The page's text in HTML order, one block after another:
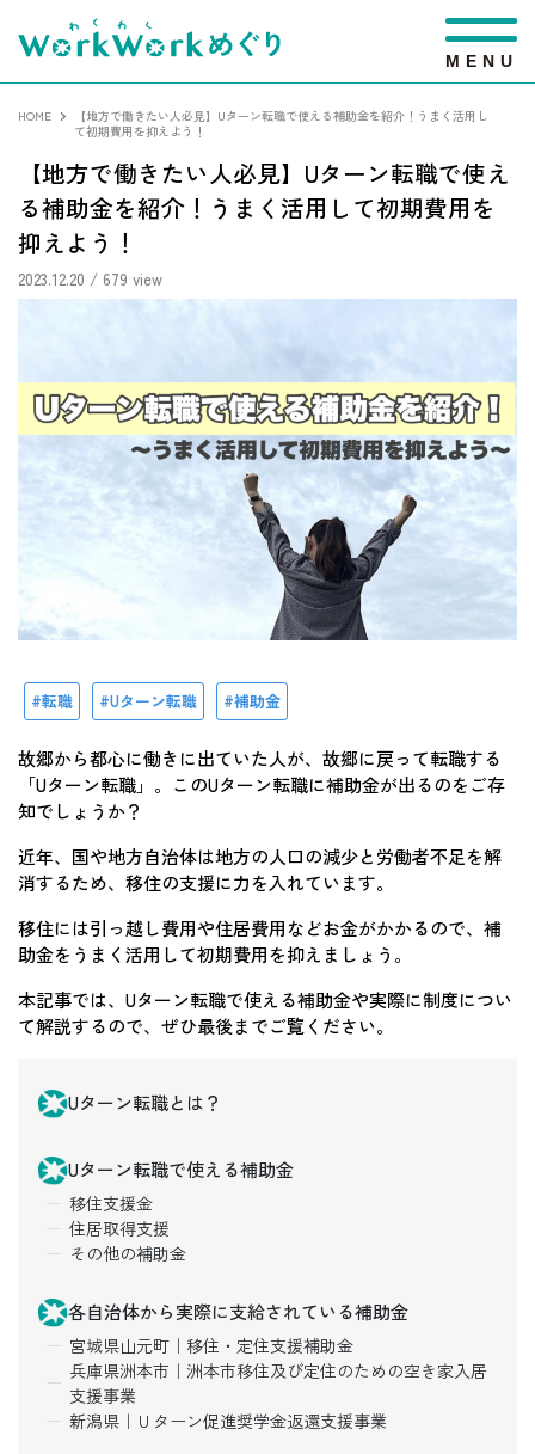
M E N U
HOME
【地方で働きたい人必見】Uターン転職で使える補助金を紹介！うまく活用し
て初期費用を抑えよう！
【地方で働きたい人必見】Uターン転職で使え
る補助金を紹介！うまく活用して初期費用を
抑えよう！
2023.12.20 / 679 view
転職 Uターン転職 補助金
故郷から都心に働きに出ていた人が、故郷に戻って転職する
「Uターン転職」。このUターン転職に補助金が出るのをご存
知でしょうか？
近年、国や地方自治体は地方の人口の減少と労働者不足を解
消するため、移住の支援に力を入れています。
移住には引っ越し費用や住居費用などお金がかかるので、補
助金をうまく活用して初期費用を抑えましょう。
本記事では、Uターン転職で使える補助金や実際に制度につい
て解説するので、ぜひ最後までご覧ください。
Uターン転職とは？
Uターン転職で使える補助金
移住支援金
住居取得支援
その他の補助金
各自治体から実際に支給されている補助金
宮城県山元町｜移住・定住支援補助金
兵庫県洲本市｜洲本市移住及び定住のための空き家入居
支援事業
新潟県｜Ｕターン促進奨学金返還支援事業